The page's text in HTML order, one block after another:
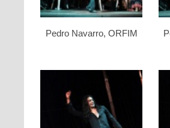
Pedro Navarro, ORFIM